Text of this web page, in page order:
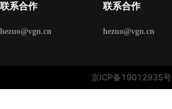
联系合作
hezuo@vgn.cn
联系合作
hezuo@vgn.cn
京ICP备19012935号